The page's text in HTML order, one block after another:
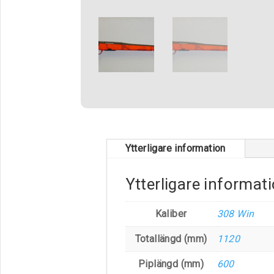
Ytterligare information
Ytterligare
Kaliber 308 Win
Totallängd (mm) 1120
Piplängd (mm) 600